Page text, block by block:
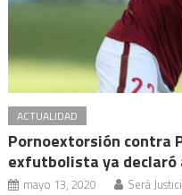
ACTUALIDAD
Pornoextorsión contra
exfutbolista ya declaró
mayo 13, 2020 Será